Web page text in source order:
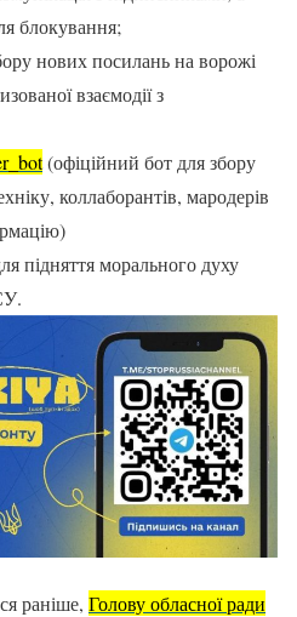
блокування;
нових посилань на ворожі
взаємодії з
(офіційний бот для збору
коллаборантів, мародерів
підняття морального духу
раніше, Голову обласної ради